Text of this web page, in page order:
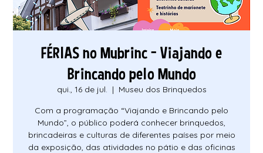
FÉRIAS no Mubrinc - Viajando e
Brincando pelo Mundo
qui., 16 de jul.
  |
Museu dos Brinquedos
Com a programação “Viajando e Brincando pelo
Mundo”, o público poderá conhecer brinquedos,
brincadeiras e culturas de diferentes países por meio
da exposição, das atividades no pátio e das oficinas